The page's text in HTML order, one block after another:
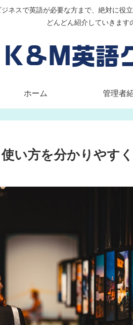
ネスで英語が必要な方まで、絶対に
どんどん紹介していきます
ホーム 管理者
い方を分かりやす